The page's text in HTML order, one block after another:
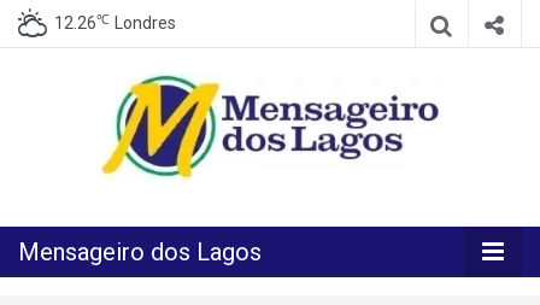
12.26℃ Londres
Mensageiro
dos Lagos
Mensageiro dos Lagos